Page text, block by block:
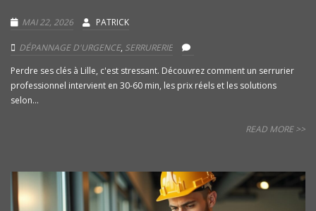
MAI 22, 2026 PATRICK
DÉPANNAGE D'URGENCE, SERRURERIE
Perdre ses clés à Lille, c'est stressant. Découvrez comment un serrurier
professionnel intervient en 30-60 min, les prix réels et les solutions
selon...
READ MORE >>